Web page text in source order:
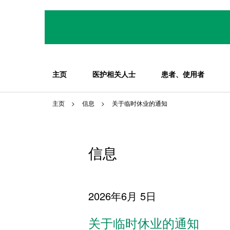
主页 医护相关人士 患者、使用者
主页 信息 关于临时休业的通知
信息
2026年6月 5日
关于临时休业的通知